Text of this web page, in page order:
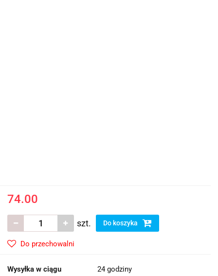
74.00
szt. Do koszyka
Do przechowalni
Wysyłka w ciągu 24 godziny